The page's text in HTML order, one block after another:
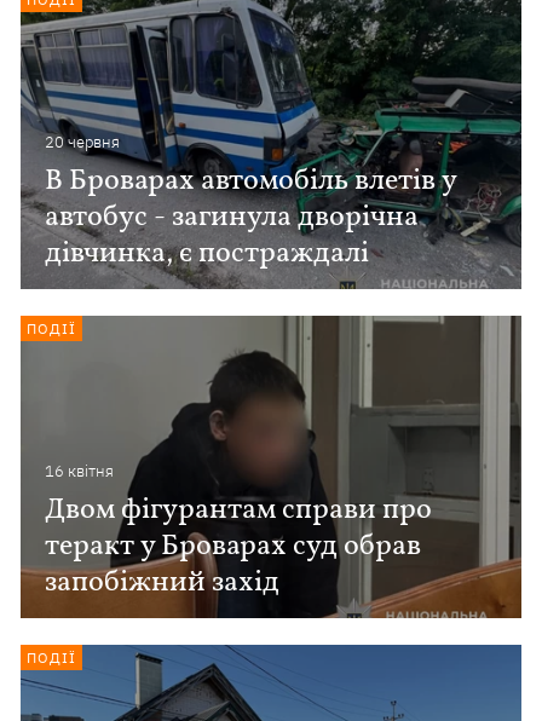
20 червня
В Броварах автомобіль влетів у
автобус - загинула дворічна
дівчинка, є постраждалі
16 квiтня
Двом фігурантам справи про
теракт у Броварах суд обрав
запобіжний захід
ПОДІЇ
ПОДІЇ